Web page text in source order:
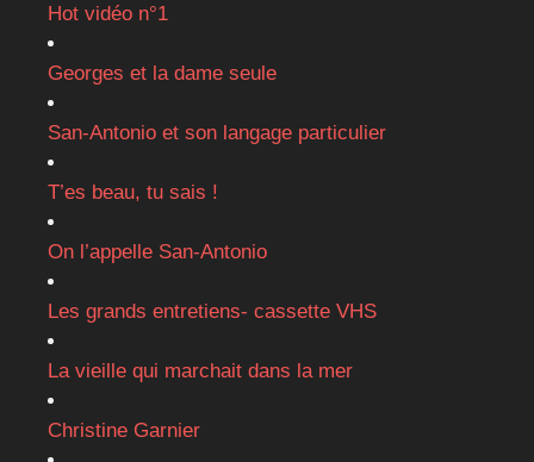
Hot vidéo n°1
Georges et la dame seule
San-Antonio et son langage particulier
T’es beau, tu sais !
On l’appelle San-Antonio
Les grands entretiens- cassette VHS
La vieille qui marchait dans la mer
Christine Garnier